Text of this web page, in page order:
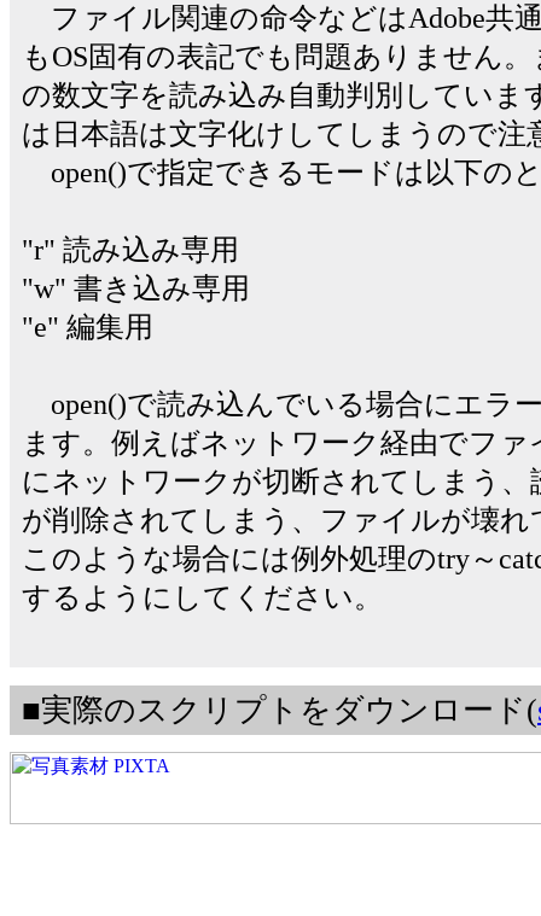
ファイル関連の命令などはAdobe共
もOS固有の表記でも問題ありません
の数文字を読み込み自動判別していま
は日本語は文字化けしてしまうので注
open()で指定できるモードは以下の
"r" 読み込み専用
"w" 書き込み専用
"e" 編集用
open()で読み込んでいる場合にエラ
ます。例えばネットワーク経由でフ
にネットワークが切断されてしまう
が削除されてしまう、ファイルが壊
このような場合には例外処理のtry～
するようにしてください。
■実際のスクリプトをダウンロード(